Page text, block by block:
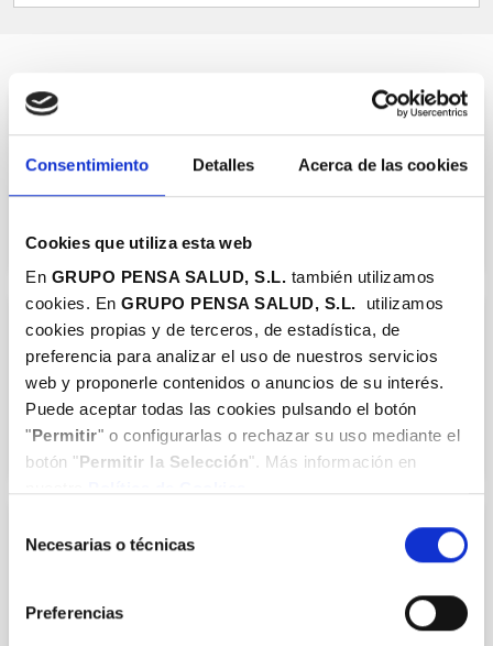
Consentimiento Detalles Acerca de las cookies
Cookies que utiliza esta web
En GRUPO PENSA SALUD, S.L. también utilizamos
cookies. En GRUPO PENSA SALUD, S.L.
utilizamos
cookies propias y de terceros, de estadística, de
preferencia para analizar el uso de nuestros servicios
web y proponerle contenidos o anuncios de su interés.
Puede aceptar todas las cookies pulsando el botón
"Permitir" o configurarlas o rechazar su uso mediante el
botón "Permitir la Selección". Más información en
Necesarias o técnicas
Preferencias
ODONTOLOGÍA/ESTOMATOLOGÍA
Dra. Beatriz Pérez Sanz
ORTODONCIA